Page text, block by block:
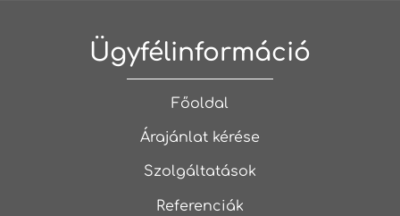
Ügyfélinformáció
Főoldal
Árajánlat kérése
Szolgáltatások
Referenciák